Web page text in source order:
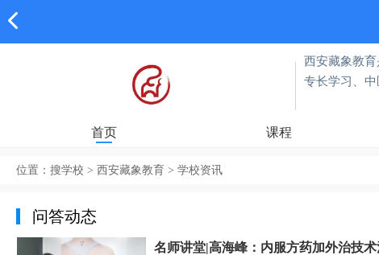
西安藏象教
专长学习、
首页 课程
位置： 搜学校 > 西安藏象教育 > 学校资讯
问答动态
名师讲堂|高海峰：内服方药加外治技